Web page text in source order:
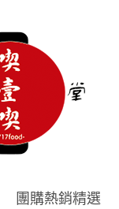
團購熱銷精選